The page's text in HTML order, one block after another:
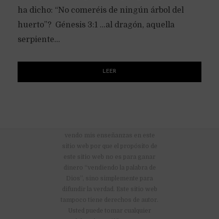
ha dicho: “No comeréis de ningún árbol del
huerto”? Génesis 3:1 …al dragón, aquella
serpiente...
LEER
vendo mis enseñanzas en este
sitio web por que el propósito de
este sitio web no es para ganar
dinero “vendiendo la palabra de
Dios”, sino simplemente para
difundir la verdad. Este sitio web
tampoco tiene derechos de autor.
Usted puede tomar cualquier